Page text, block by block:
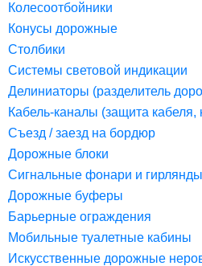
Колесоотбойники
Конусы дорожные
Столбики
Системы световой индикации
Делиниаторы (разделитель
Кабель-каналы (защита кабеля,
Съезд / заезд на бордюр
Дорожные блоки
Сигнальные фонари и гирлянды
Дорожные буферы
Барьерные ограждения
Мобильные туалетные кабины
Искусственные дорожные